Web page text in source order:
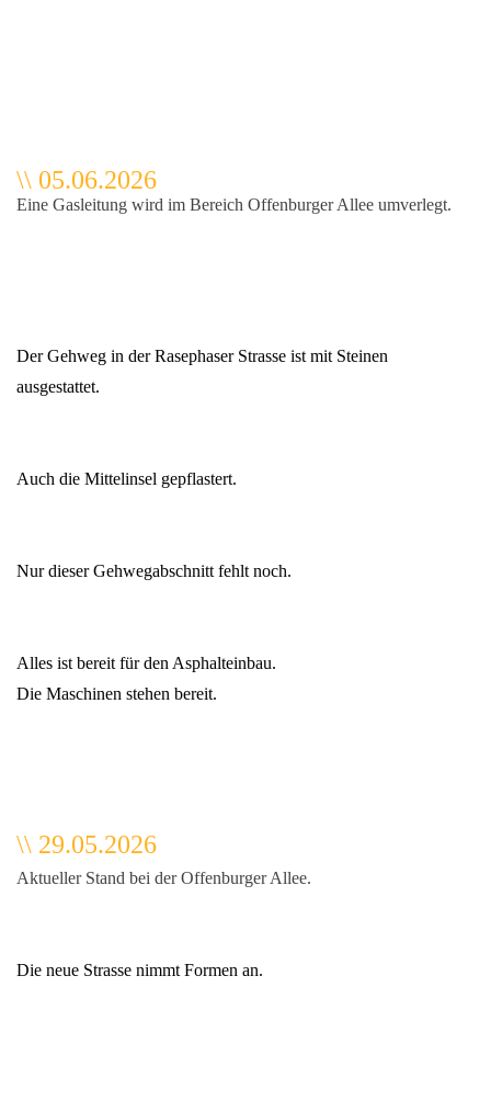
\\ 05.06.2026
Eine Gasleitung wird im Bereich Offenburger Allee umverlegt.
Der Gehweg in der Rasephaser Strasse ist mit Steinen
ausgestattet.
Auch die Mittelinsel gepflastert.
Nur dieser Gehwegabschnitt fehlt noch.
Alles ist bereit für den Asphalteinbau.
Die Maschinen stehen bereit.
\\ 29.05.2026
Aktueller Stand bei der Offenburger Allee.
Die neue Strasse nimmt Formen an.